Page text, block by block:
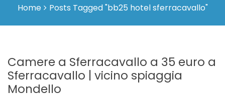
Home Posts Tagged "bb25 hotel sferracavallo"
Camere a Sferracavallo a 35 euro a
Sferracavallo | vicino spiaggia
Mondello